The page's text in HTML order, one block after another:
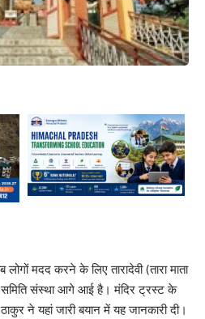
मदद करने के लिए तारादेवी (तारा माता
समिति संस्था आगे आई है। मंदिर ट्रस्ट के
ने यहां जारी बयान में यह जानकारी दी।